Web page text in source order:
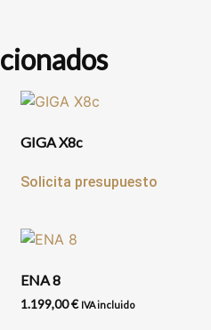
GIGA X8c
Solicita presupuesto
ENA 8
1.199,00€ IVA incluido